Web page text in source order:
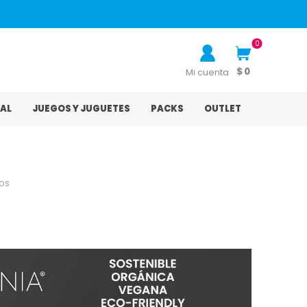
Mi cuenta
0
$ 0
JUEGOS Y JUGUETES PACKS OUTLET